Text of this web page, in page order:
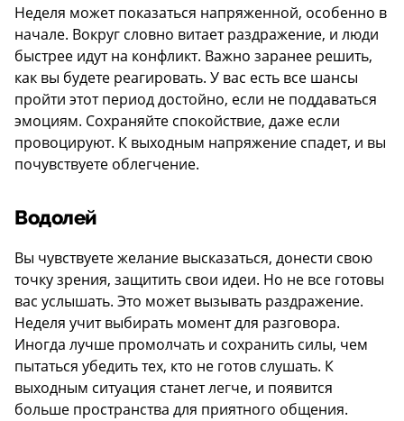
Неделя может показаться напряженной, особенно в
начале. Вокруг словно витает раздражение, и люди
быстрее идут на конфликт. Важно заранее решить,
как вы будете реагировать. У вас есть все шансы
пройти этот период достойно, если не поддаваться
эмоциям. Сохраняйте спокойствие, даже если
провоцируют. К выходным напряжение спадет, и вы
почувствуете облегчение.
Водолей
Вы чувствуете желание высказаться, донести свою
точку зрения, защитить свои идеи. Но не все готовы
вас услышать. Это может вызывать раздражение.
Неделя учит выбирать момент для разговора.
Иногда лучше промолчать и сохранить силы, чем
пытаться убедить тех, кто не готов слушать. К
выходным ситуация станет легче, и появится
больше пространства для приятного общения.